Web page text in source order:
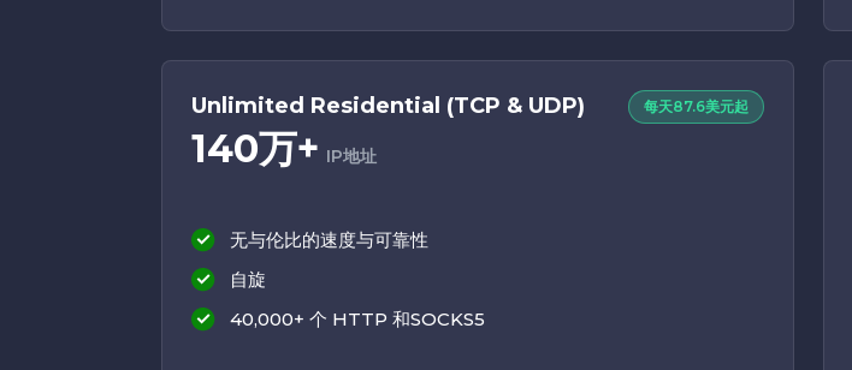
Unlimited Residential (TCP & UDP)
140万+ IP地址
每天87.6美元起
无与伦比的速度与可靠性
自旋
40,000+ 个 HTTP 和SOCKS5